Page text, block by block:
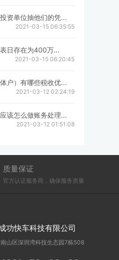
资单位抽他们的凭...
2021-03-15 06:35:55
日存在为400万...
2021-03-15 06:20:45
户）有哪些税收优...
2021-03-12 02:24:19
该怎么做账务处理...
2021-03-12 01:51:08
质量保证
官方认证服务商，确保服务质量
功快车科技有限公司
山区深圳湾科技生态园7栋508